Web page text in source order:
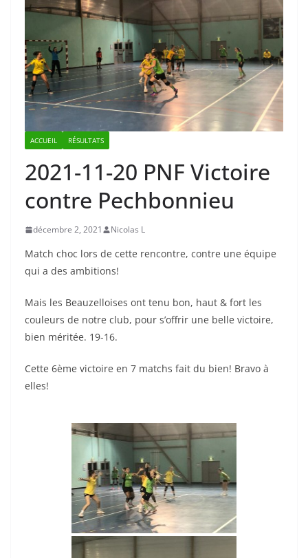
ACCUEIL RÉSULTATS
2021-11-20 PNF Victoire
contre Pechbonnieu
décembre 2, 2021 Nicolas L
Match choc lors de cette rencontre, contre une équipe
qui a des ambitions!
Mais les Beauzelloises ont tenu bon, haut & fort les
couleurs de notre club, pour s’offrir une belle victoire,
bien méritée. 19-16.
Cette 6ème victoire en 7 matchs fait du bien! Bravo à
elles!